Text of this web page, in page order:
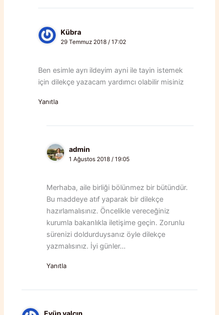
Kübra
29 Temmuz 2018 / 17:02
Ben esimle ayrı ildeyim ayni ile tayin istemek
için dilekçe yazacam yardımcı olabilir misiniz
Yanıtla
admin
1 Ağustos 2018 / 19:05
Merhaba, aile birliği bölünmez bir bütündür.
Bu maddeye atıf yaparak bir dilekçe
hazırlamalısınız. Öncelikle vereceğiniz
kurumla bakanlıkla iletişime geçin. Zorunlu
sürenizi doldurduysanız öyle dilekçe
yazmalısınız. İyi günler…
Yanıtla